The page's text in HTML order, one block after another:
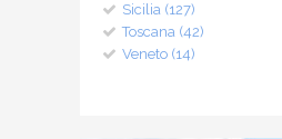
Sicilia (127)
Toscana (42)
Veneto (14)